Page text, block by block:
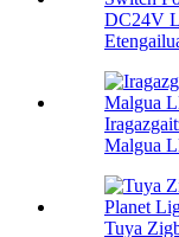
DC24V
Malgua
Tuya